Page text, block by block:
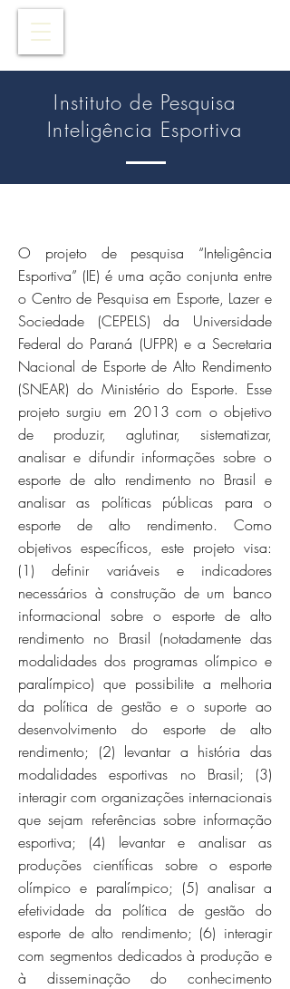
Instituto de Pesquisa
Inteligência Esportiva
O projeto de pesquisa “Inteligência
Esportiva” (IE) é uma ação conjunta entre
o Centro de Pesquisa em Esporte, Lazer e
Sociedade (CEPELS) da Universidade
Federal do Paraná (UFPR) e a Secretaria
Nacional de Esporte de Alto Rendimento
(SNEAR) do Ministério do Esporte. Esse
projeto surgiu em 2013 com o objetivo
de produzir, aglutinar, sistematizar,
analisar e difundir informações sobre o
esporte de alto rendimento no Brasil e
analisar as políticas públicas para o
esporte de alto rendimento. Como
objetivos específicos, este projeto visa:
(1) definir variáveis e indicadores
necessários à construção de um banco
informacional sobre o esporte de alto
rendimento no Brasil (notadamente das
modalidades dos programas olímpico e
paralímpico) que possibilite a melhoria
da política de gestão e o suporte ao
desenvolvimento do esporte de alto
rendimento; (2) levantar a história das
modalidades esportivas no Brasil; (3)
interagir com organizações internacionais
que sejam referências sobre informação
esportiva; (4) levantar e analisar as
produções científicas sobre o esporte
olímpico e paralímpico; (5) analisar a
efetividade da política de gestão do
esporte de alto rendimento; (6) interagir
com segmentos dedicados à produção e
à disseminação do conhecimento